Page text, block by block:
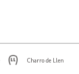
Charro de Llen